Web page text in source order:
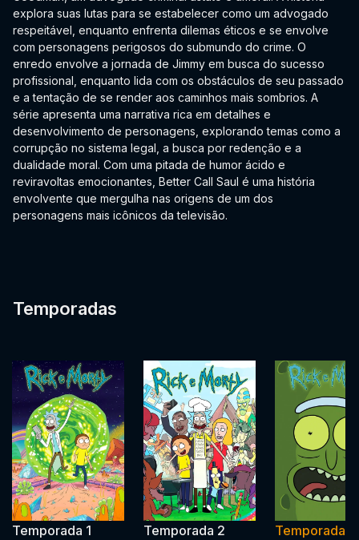
explora suas lutas para se estabelecer como um advogado
respeitável, enquanto enfrenta dilemas éticos e se envolve
com personagens perigosos do submundo do crime. O
enredo envolve a jornada de Jimmy em busca do sucesso
profissional, enquanto lida com os obstáculos de seu passado
e a tentação de se render aos caminhos mais sombrios. A
série apresenta uma narrativa rica em detalhes e
desenvolvimento de personagens, explorando temas como a
corrupção no sistema legal, a busca por redenção e a
dualidade moral. Com uma pitada de humor ácido e
reviravoltas emocionantes, Better Call Saul é uma história
envolvente que mergulha nas origens de um dos
personagens mais icônicos da televisão.
Temporadas
Temporada 1 Temporada 2 Temporada 3